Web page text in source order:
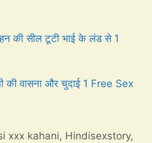
की सील टूटी भाई के लंड से 1
की वासना और चुदाई 1 Free Sex
xxx kahani, Hindisexstory,